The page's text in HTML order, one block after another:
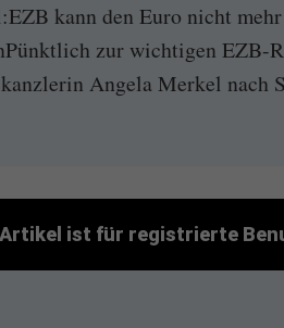
kann den Euro nicht
zur wichtigen EZB-
Angela Merkel nach
ist für registrierte